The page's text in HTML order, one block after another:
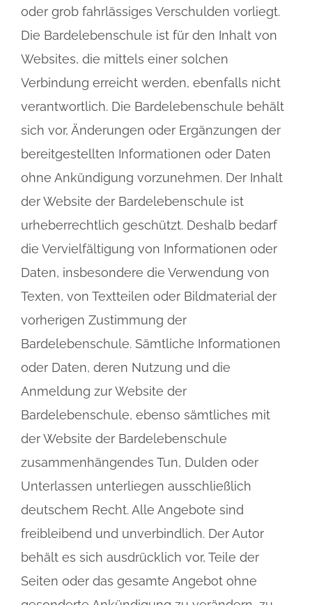
oder grob fahrlässiges Verschulden vorliegt.
Die Bardelebenschule ist für den Inhalt von
Websites, die mittels einer solchen
Verbindung erreicht werden, ebenfalls nicht
verantwortlich. Die Bardelebenschule behält
sich vor, Änderungen oder Ergänzungen der
bereitgestellten Informationen oder Daten
ohne Ankündigung vorzunehmen. Der Inhalt
der Website der Bardelebenschule ist
urheberrechtlich geschützt. Deshalb bedarf
die Vervielfältigung von Informationen oder
Daten, insbesondere die Verwendung von
Texten, von Textteilen oder Bildmaterial der
vorherigen Zustimmung der
Bardelebenschule. Sämtliche Informationen
oder Daten, deren Nutzung und die
Anmeldung zur Website der
Bardelebenschule, ebenso sämtliches mit
der Website der Bardelebenschule
zusammenhängendes Tun, Dulden oder
Unterlassen unterliegen ausschließlich
deutschem Recht. Alle Angebote sind
freibleibend und unverbindlich. Der Autor
behält es sich ausdrücklich vor, Teile der
Seiten oder das gesamte Angebot ohne